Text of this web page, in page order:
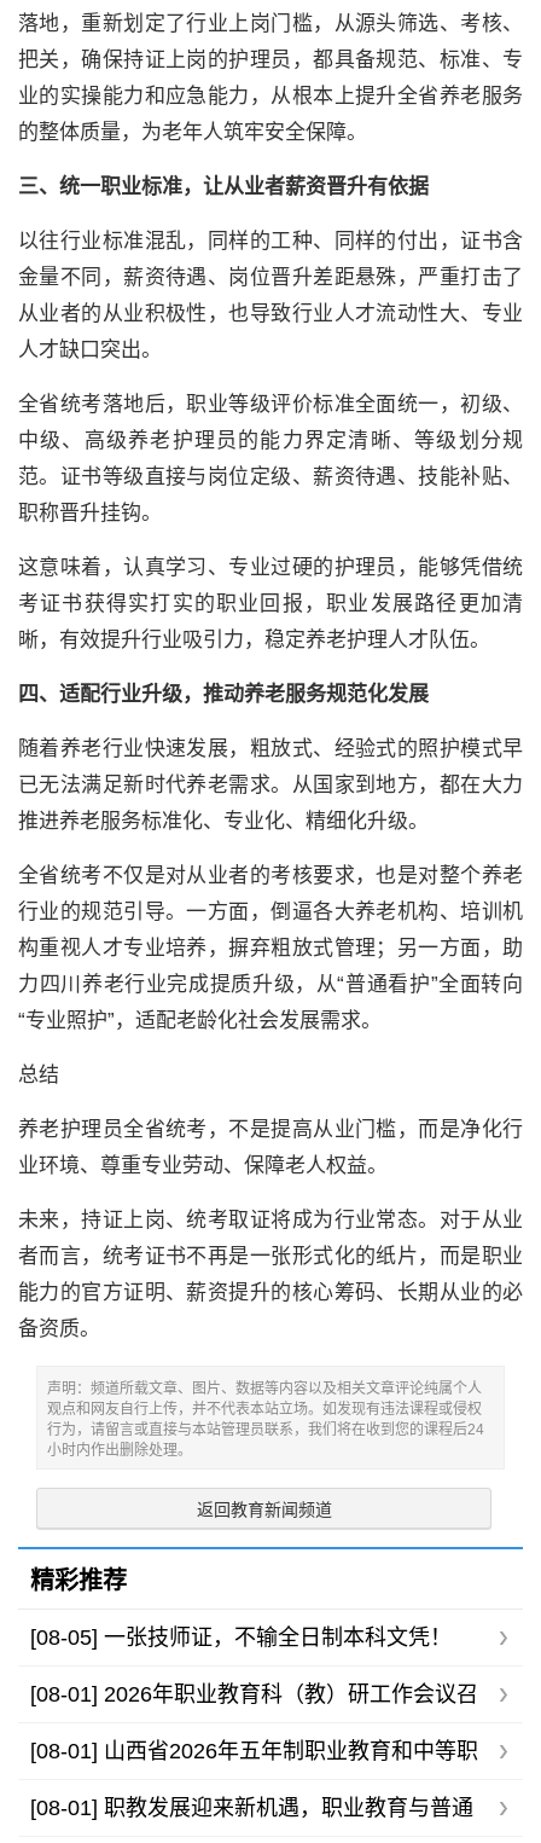
落地，重新划定了行业上岗门槛，从源头筛选、考核、
把关，确保持证上岗的护理员，都具备规范、标准、专
业的实操能力和应急能力，从根本上提升全省养老服务
的整体质量，为老年人筑牢安全保障。
三、统一职业标准，让从业者薪资晋升有依据
以往行业标准混乱，同样的工种、同样的付出，证书含
金量不同，薪资待遇、岗位晋升差距悬殊，严重打击了
从业者的从业积极性，也导致行业人才流动性大、专业
人才缺口突出。
全省统考落地后，职业等级评价标准全面统一，初级、
中级、高级养老护理员的能力界定清晰、等级划分规
范。证书等级直接与岗位定级、薪资待遇、技能补贴、
职称晋升挂钩。
这意味着，认真学习、专业过硬的护理员，能够凭借统
考证书获得实打实的职业回报，职业发展路径更加清
晰，有效提升行业吸引力，稳定养老护理人才队伍。
四、适配行业升级，推动养老服务规范化发展
随着养老行业快速发展，粗放式、经验式的照护模式早
已无法满足新时代养老需求。从国家到地方，都在大力
推进养老服务标准化、专业化、精细化升级。
全省统考不仅是对从业者的考核要求，也是对整个养老
行业的规范引导。一方面，倒逼各大养老机构、培训机
构重视人才专业培养，摒弃粗放式管理；另一方面，助
力四川养老行业完成提质升级，从“普通看护”全面转向
“专业照护”，适配老龄化社会发展需求。
总结
养老护理员全省统考，不是提高从业门槛，而是净化行
业环境、尊重专业劳动、保障老人权益。
未来，持证上岗、统考取证将成为行业常态。对于从业
者而言，统考证书不再是一张形式化的纸片，而是职业
能力的官方证明、薪资提升的核心筹码、长期从业的必
备资质。
声明：频道所载文章、图片、数据等内容以及相关文章评论纯属个人
观点和网友自行上传，并不代表本站立场。如发现有违法课程或侵权
行为，请留言或直接与本站管理员联系，我们将在收到您的课程后24
小时内作出删除处理。
返回教育新闻频道
精彩推荐
[08-05] 一张技师证，不输全日制本科文凭！
[08-01] 2026年职业教育科（教）研工作会议召
开，助力职教高质量发展
[08-01] 山西省2026年五年制职业教育和中等职
业学校录取最低控制分数线公告
[08-01] 职教发展迎来新机遇，职业教育与普通